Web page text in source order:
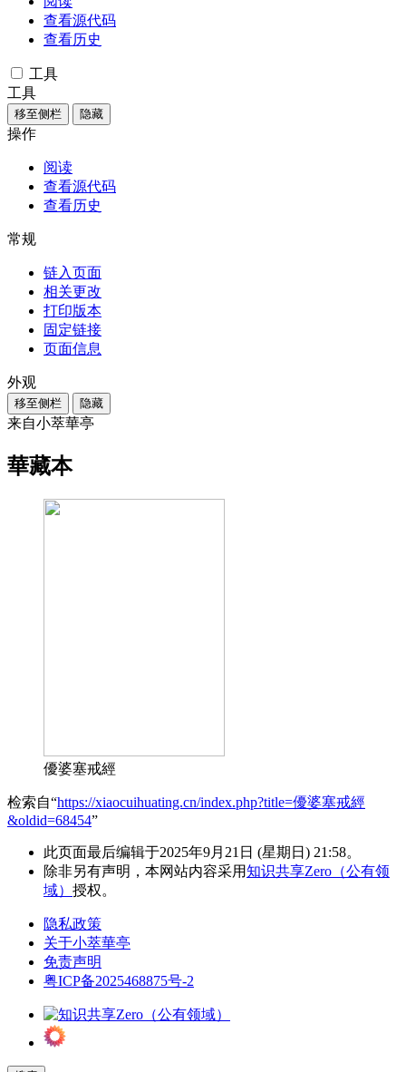
查看源代码
查看历史
工具
工具
移至侧栏 隐藏
操作
阅读
查看源代码
查看历史
常规
链入页面
相关更改
打印版本
固定链接
页面信息
外观
移至侧栏 隐藏
来自小萃華亭
華藏本
優婆塞戒經
检索自“https://xiaocuihuating.cn/index.php?title=優婆塞戒經
&oldid=68454”
此页面最后编辑于2025年9月21日 (星期日) 21:58。
除非另有声明，本网站内容采用知识共享Zero（公有领
域） 授权。
隐私政策
关于小萃華亭
免责声明
粤ICP备2025468875号-2